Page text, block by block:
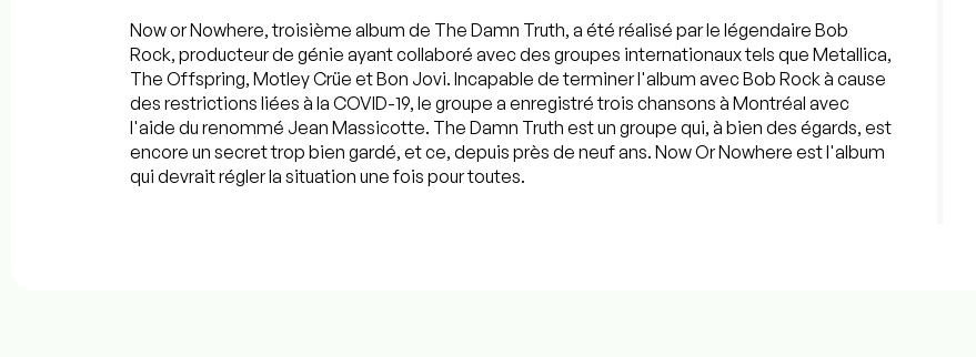
Now or Nowhere, troisième album de The Damn Truth, a été réalisé par le légendaire Bob
Rock, producteur de génie ayant collaboré avec des groupes internationaux tels que Metallica,
The Offspring, Motley Crüe et Bon Jovi. Incapable de terminer l'album avec Bob Rock à cause
des restrictions liées à la COVID-19, le groupe a enregistré trois chansons à Montréal avec
l'aide du renommé Jean Massicotte. The Damn Truth est un groupe qui, à bien des égards, est
encore un secret trop bien gardé, et ce, depuis près de neuf ans. Now Or Nowhere est l'album
qui devrait régler la situation une fois pour toutes.